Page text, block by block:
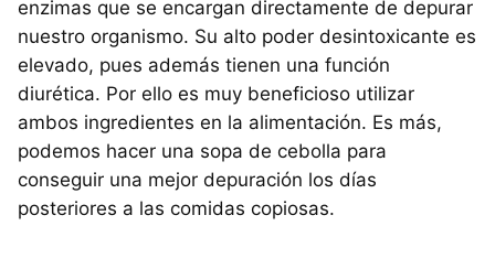
enzimas que se encargan directamente de depurar
nuestro organismo. Su alto poder desintoxicante es
elevado, pues además tienen una función
diurética. Por ello es muy beneficioso utilizar
ambos ingredientes en la alimentación. Es más,
podemos hacer una sopa de cebolla para
conseguir una mejor depuración los días
posteriores a las comidas copiosas.